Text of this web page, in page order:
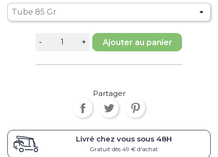
Ajouter au panier
Partager
Livré chez vous sous 48H
Gratuit dès 49 € d'achat